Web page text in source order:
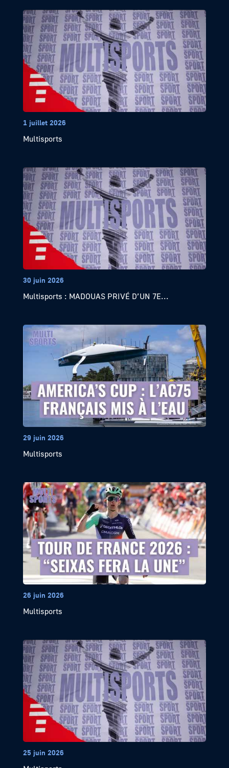
1 juillet 2026
Multisports
30 juin 2026
Multisports : MADOUAS PRIVÉ D’UN 7E...
29 juin 2026
Multisports
26 juin 2026
Multisports
25 juin 2026